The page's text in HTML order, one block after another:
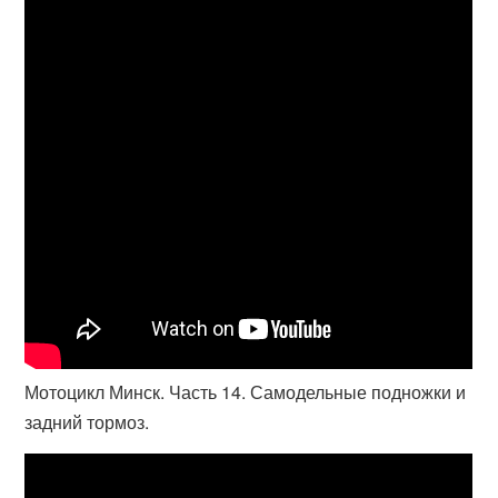
Мотоцикл Минск. Часть 14. Самодельные подножки и
задний тормоз.